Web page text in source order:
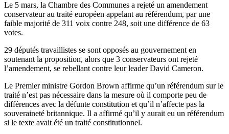
Le 5 mars, la Chambre des Communes a rejeté un amendement
conservateur au traité européen appelant au référendum, par une
faible majorité de 311 voix contre 248, soit une différence de 63
votes.
29 députés travaillistes se sont opposés au gouvernement en
soutenant la proposition, alors que 3 conservateurs ont rejeté
l’amendement, se rebellant contre leur leader David Cameron.
Le Premier ministre Gordon Brown affirme qu’un référendum sur le
traité n’est pas nécessaire dans la mesure où il comporte peu de
différences avec la défunte constitution et qu’il n’affecte pas la
souveraineté britannique. Il a affirmé qu’il y aurait eu un référendum
si le texte avait été un traité constitutionnel.